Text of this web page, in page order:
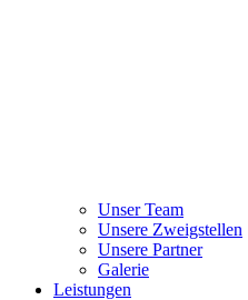
Unser Team
Unsere Zweigstellen
Unsere Partner
Galerie
Leistungen